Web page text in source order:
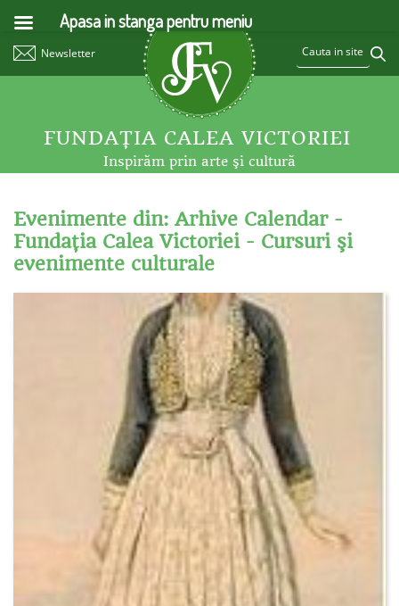
Newsletter
FUNDAŢIA CALEA VICTORIEI
Inspirăm prin arte şi cultură
Evenimente din: Arhive Calendar -
Fundaţia Calea Victoriei - Cursuri şi
evenimente culturale
Apasa in stanga pentru meniu